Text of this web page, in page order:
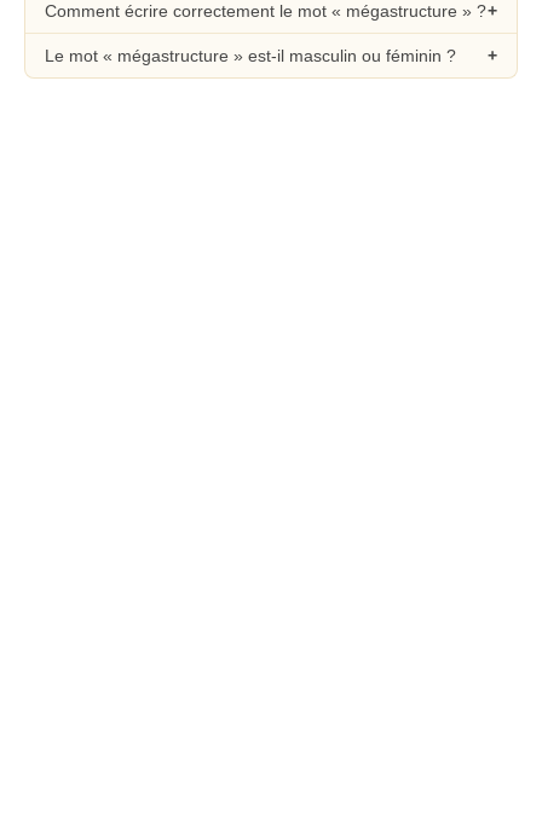
Comment écrire correctement le mot « mégastructure » ?
Le mot « mégastructure » est-il masculin ou féminin ?